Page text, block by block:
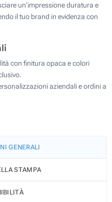
un'impressione duratura e
il tuo brand in evidenza con
con finitura opaca e colori
aziendali e ordini a
GENERALI
STAMPA